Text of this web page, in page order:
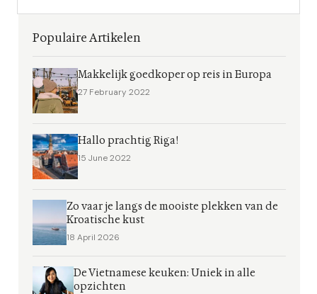
Populaire Artikelen
Makkelijk goedkoper op reis in Europa
27 February 2022
Hallo prachtig Riga!
15 June 2022
Zo vaar je langs de mooiste plekken van de
Kroatische kust
18 April 2026
De Vietnamese keuken: Uniek in alle
opzichten